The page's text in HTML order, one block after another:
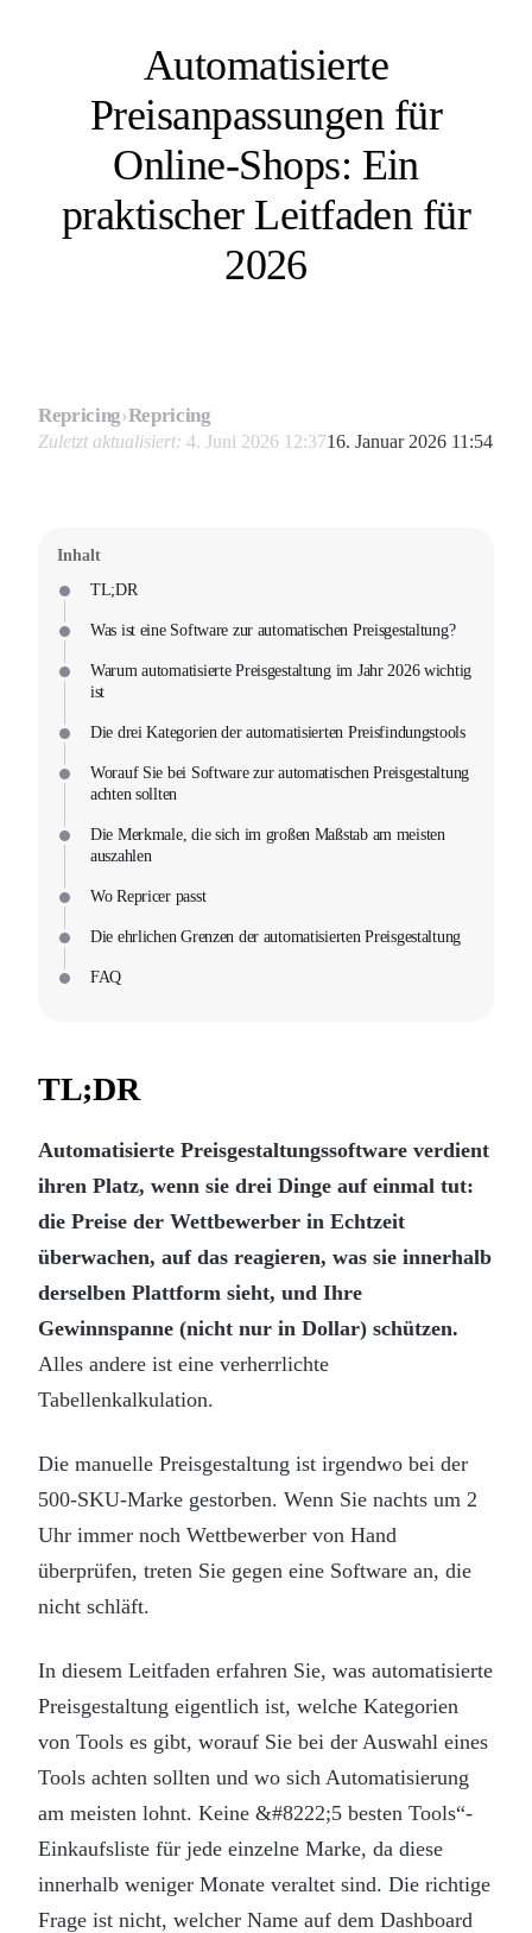
Automatisierte
Preisanpassungen für
Online-Shops: Ein
praktischer Leitfaden für
2026
Repricing›Repricing
Zuletzt aktualisiert: 4. Juni 2026 12:3716. Januar 2026 11:54
Inhalt
TL;DR
Was ist eine Software zur automatischen Preisgestaltung?
Warum automatisierte Preisgestaltung im Jahr 2026 wichtig
ist
Die drei Kategorien der automatisierten Preisfindungstools
Worauf Sie bei Software zur automatischen Preisgestaltung
achten sollten
Die Merkmale, die sich im großen Maßstab am meisten
auszahlen
Wo Repricer passt
Die ehrlichen Grenzen der automatisierten Preisgestaltung
FAQ
TL;DR
Automatisierte Preisgestaltungssoftware verdient
ihren Platz, wenn sie drei Dinge auf einmal tut:
die Preise der Wettbewerber in Echtzeit
überwachen, auf das reagieren, was sie innerhalb
derselben Plattform sieht, und Ihre
Gewinnspanne (nicht nur in Dollar) schützen.
Alles andere ist eine verherrlichte
Tabellenkalkulation.
Die manuelle Preisgestaltung ist irgendwo bei der
500-SKU-Marke gestorben. Wenn Sie nachts um 2
Uhr immer noch Wettbewerber von Hand
überprüfen, treten Sie gegen eine Software an, die
nicht schläft.
In diesem Leitfaden erfahren Sie, was automatisierte
Preisgestaltung eigentlich ist, welche Kategorien
von Tools es gibt, worauf Sie bei der Auswahl eines
Tools achten sollten und wo sich Automatisierung
am meisten lohnt. Keine &#8222;5 besten Tools“-
Einkaufsliste für jede einzelne Marke, da diese
innerhalb weniger Monate veraltet sind. Die richtige
Frage ist nicht, welcher Name auf dem Dashboard